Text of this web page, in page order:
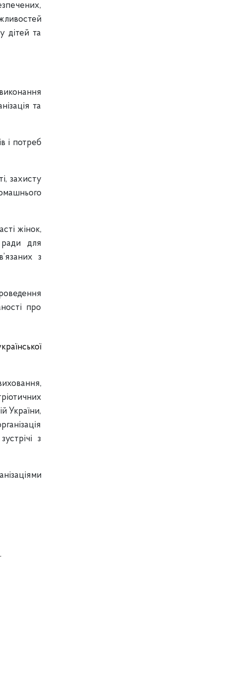
дітей та
та
і потреб
захисту
жінок,
ради для
з
про
України,
з